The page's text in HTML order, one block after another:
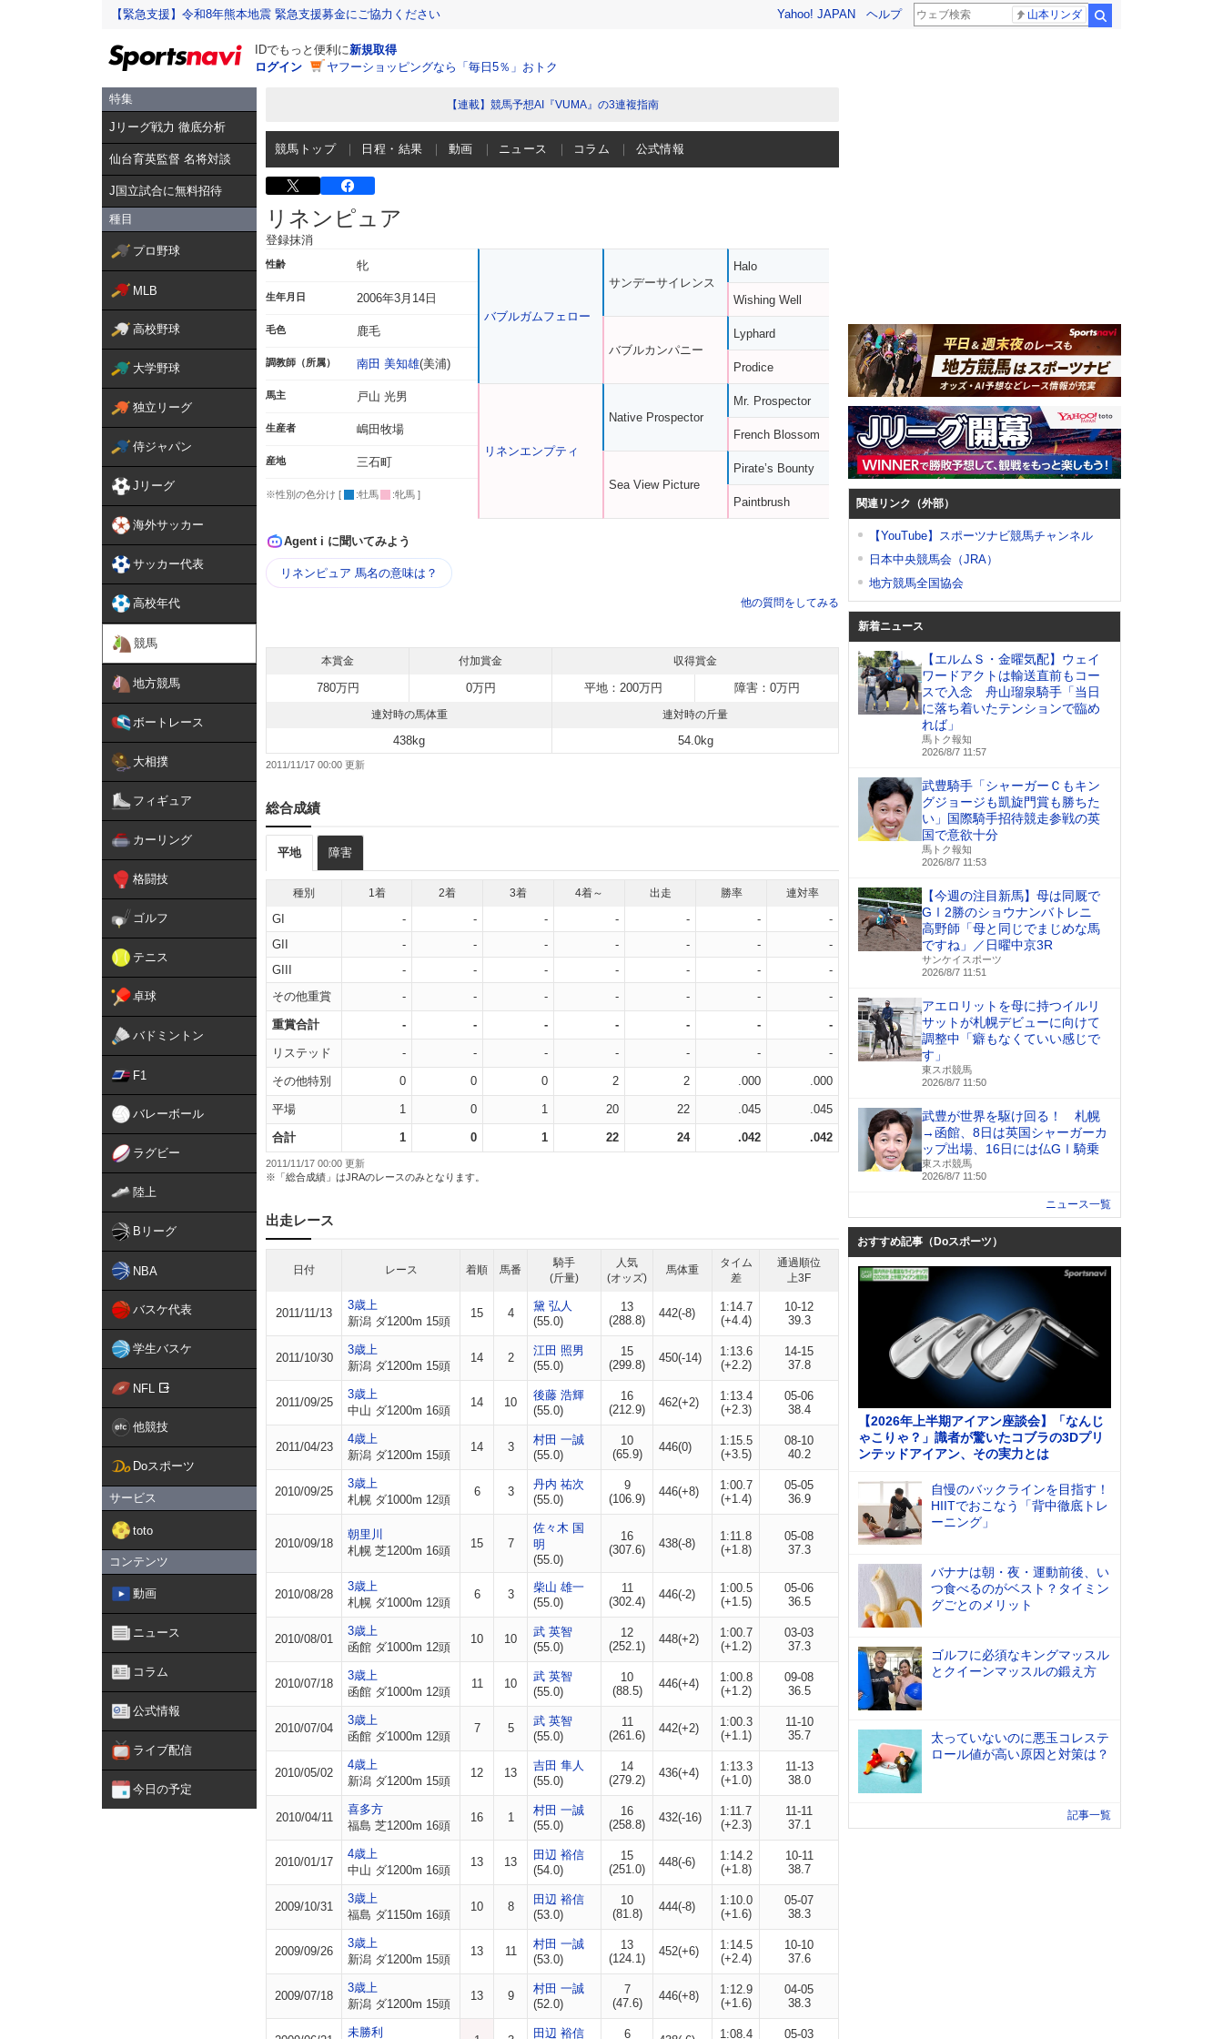
【緊急支援】令和8年熊本地震 緊急支援募金にご協力ください Yahoo! JAPAN ヘルプ 山本リンダ
IDでもっと便利に新規取得
ログイン
ヤフーショッピングなら「毎日5％」おトク
特集
Jリーグ戦力 徹底分析
仙台育英監督 名将対談
J国立試合に無料招待
種目
プロ野球
MLB
高校野球
大学野球
独立リーグ
侍ジャパン
Jリーグ
海外サッカー
サッカー代表
高校年代
競馬
地方競馬
ボートレース
大相撲
フィギュア
カーリング
格闘技
ゴルフ
テニス
卓球
バドミントン
F1
バレーボール
ラグビー
陸上
Bリーグ
NBA
バスケ代表
学生バスケ
NFL
他競技
Doスポーツ
サービス
toto
コンテンツ
動画
ニュース
コラム
公式情報
ライブ配信
今日の予定
【連載】競馬予想AI『VUMA』の3連複指南
競馬トップ 日程・結果 動画 ニュース コラム 公式情報
リネンピュア
登録抹消
性齢 牝
生年月日 2006年3月14日
毛色 鹿毛
調教師（所属） 南田 美知雄(美浦)
馬主 戸山 光男
生産者 嶋田牧場
産地 三石町
※性別の色分け [ :牡馬 :牝馬 ]
バブルガムフェロー
リネンエンプティ
サンデーサイレンス
バブルカンパニー
Native Prospector
Sea View Picture
Halo
Wishing Well
Lyphard
Prodice
Mr. Prospector
French Blossom
Pirate’s Bounty
Paintbrush
Agent i に聞いてみよう
リネンピュア 馬名の意味は？
他の質問をしてみる
本賞金 付加賞金 収得賞金
780万円 0万円 平地：200万円 障害：0万円
連対時の馬体重 連対時の斤量
438kg 54.0kg
2011/11/17 00:00
総合成績
平地 障害
種別 1着 2着 3着 4着～ 出走 勝率 連対率
GI - - - - - -
-
GII
- - - - - -
-
GIII
- - - - - -
-
その他重賞
- - - - - - -
重賞合計 - - - - - - -
リステッド - - - - - - -
その他特別 0 0 0 2 2 .000 .000
平場 1 0 1 20 22 .045 .045
合計 1 0 1 22 24 .042 .042
2011/11/17 00:00 更新
※「総合成績」はJRAのレースのみとなります。
出走レース
日付 レース 着順 馬番
騎手
(斤量)
人気
(オッズ)
馬体重
タイム
差
通過順位
上3F
2011/11/13
3歳上
新潟 ダ1200m 15頭
15 4
黛 弘人
(55.0)
13
(288.8)
442(-8)
1:14.7
(+4.4)
10-12
39.3
2011/10/30
3歳上
新潟 ダ1200m 15頭
14 2
江田 照男
(55.0)
15
(299.8)
450(-14)
1:13.6
(+2.2)
14-15
37.8
2011/09/25
3歳上
中山 ダ1200m 16頭
14 10
後藤 浩輝
(55.0)
16
(212.9)
462(+2)
1:13.4
(+2.3)
05-06
38.4
2011/04/23
4歳上
新潟 ダ1200m 15頭
14 3
村田 一誠
(55.0)
10
(65.9)
446(0)
1:15.5
(+3.5)
08-10
40.2
2010/09/25
3歳上
札幌 ダ1000m 12頭
6 3
丹内 祐次
(55.0)
9
(106.9)
446(+8)
1:00.7
(+1.4)
05-05
36.9
2010/09/18
朝里川
札幌 芝1200m 16頭
15 7
佐々木 国
明
(55.0)
16
(307.6)
438(-8)
1:11.8
(+1.8)
05-08
37.3
2010/08/28
3歳上
札幌 ダ1000m 12頭
6 3
柴山 雄一
(55.0)
11
(302.4)
446(-2)
1:00.5
(+1.5)
05-06
36.5
2010/08/01
3歳上
函館 ダ1000m 12頭
10 10
武 英智
(55.0)
12
(252.1)
448(+2)
1:00.7
(+1.2)
03-03
37.3
2010/07/18
3歳上
函館 ダ1000m 12頭
11 10
武 英智
(55.0)
10
(88.5)
446(+4)
1:00.8
(+1.2)
09-08
36.5
2010/07/04
3歳上
函館 ダ1000m 12頭
7 5
武 英智
(55.0)
11
(261.6)
442(+2)
1:00.3
(+1.1)
11-10
35.7
2010/05/02
4歳上
新潟 ダ1200m 15頭
12 13
吉田 隼人
(55.0)
14
(279.2)
436(+4)
1:13.3
(+1.0)
11-13
38.0
2010/04/11
喜多方
福島 芝1200m 16頭
16 1
村田 一誠
(55.0)
16
(258.8)
432(-16)
1:11.7
(+2.3)
11-11
37.1
2010/01/17
4歳上
中山 ダ1200m 16頭
13 13
田辺 裕信
(54.0)
15
(251.0)
448(-6)
1:14.2
(+1.8)
10-11
38.7
2009/10/31
3歳上
福島 ダ1150m 16頭
10 8
田辺 裕信
(53.0)
10
(81.8)
444(-8)
1:10.0
(+1.6)
05-07
38.3
2009/09/26
3歳上
新潟 ダ1200m 15頭
13 11
村田 一誠
(53.0)
13
(124.1)
452(+6)
1:14.5
(+2.4)
10-10
37.6
2009/07/18
3歳上
新潟 ダ1200m 15頭
13 9
村田 一誠
(52.0)
7
(47.6)
446(+8)
1:12.9
(+1.6)
04-05
38.3
未勝利 田辺 裕信 6 1:08.4 05-03
関連リンク（外部）
【YouTube】スポーツナビ競馬チャンネル
日本中央競馬会（JRA）
地方競馬全国協会
新着ニュース
【エルムＳ・金曜気配】ウェイ
ワードアクトは輸送直前もコー
スで入念 舟山瑠泉騎手「当日
に落ち着いたテンションで臨め
れば」
馬トク報知
2026/8/7 11:57
武豊騎手「シャーガーＣもキン
グジョージも凱旋門賞も勝ちた
い」国際騎手招待競走参戦の英
国で意欲十分
馬トク報知
2026/8/7 11:53
【今週の注目新馬】母は同厩で
GⅠ2勝のショウナンバトレニ
高野師「母と同じでまじめな馬
ですね」／日曜中京3R
サンケイスポーツ
2026/8/7 11:51
アエロリットを母に持つイルリ
サットが札幌デビューに向けて
調整中「癖もなくていい感じで
す」
東スポ競馬
2026/8/7 11:50
武豊が世界を駆け回る！ 札幌
→函館、8日は英国シャーガーカ
ップ出場、16日には仏GⅠ騎乗
東スポ競馬
2026/8/7 11:50
ニュース一覧
おすすめ記事（Doスポーツ）
【2026年上半期アイアン座談会】「なんじ
ゃこりゃ？」識者が驚いたコブラの3Dプリ
ンテッドアイアン、その実力とは
自慢のバックラインを目指す！
HIITでおこなう「背中徹底トレ
ーニング」
バナナは朝・夜・運動前後、い
つ食べるのがベスト？タイミン
グごとのメリット
ゴルフに必須なキングマッスル
とクイーンマッスルの鍛え方
太っていないのに悪玉コレステ
ロール値が高い原因と対策は？
記事一覧